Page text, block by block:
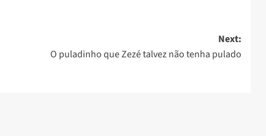
Next:
O puladinho que Zezé talvez não tenha pulado